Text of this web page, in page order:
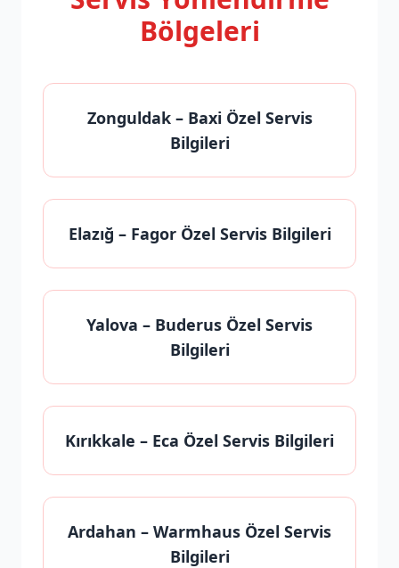
Bölgeleri
Zonguldak– Baxi Özel Servis
Bilgileri
Elazığ – Fagor Özel Servis Bilgileri
Yalova – Buderus Özel Servis
Bilgileri
Kırıkkale – Eca Özel Servis Bilgileri
Ardahan – Warmhaus Özel Servis
Bilgileri